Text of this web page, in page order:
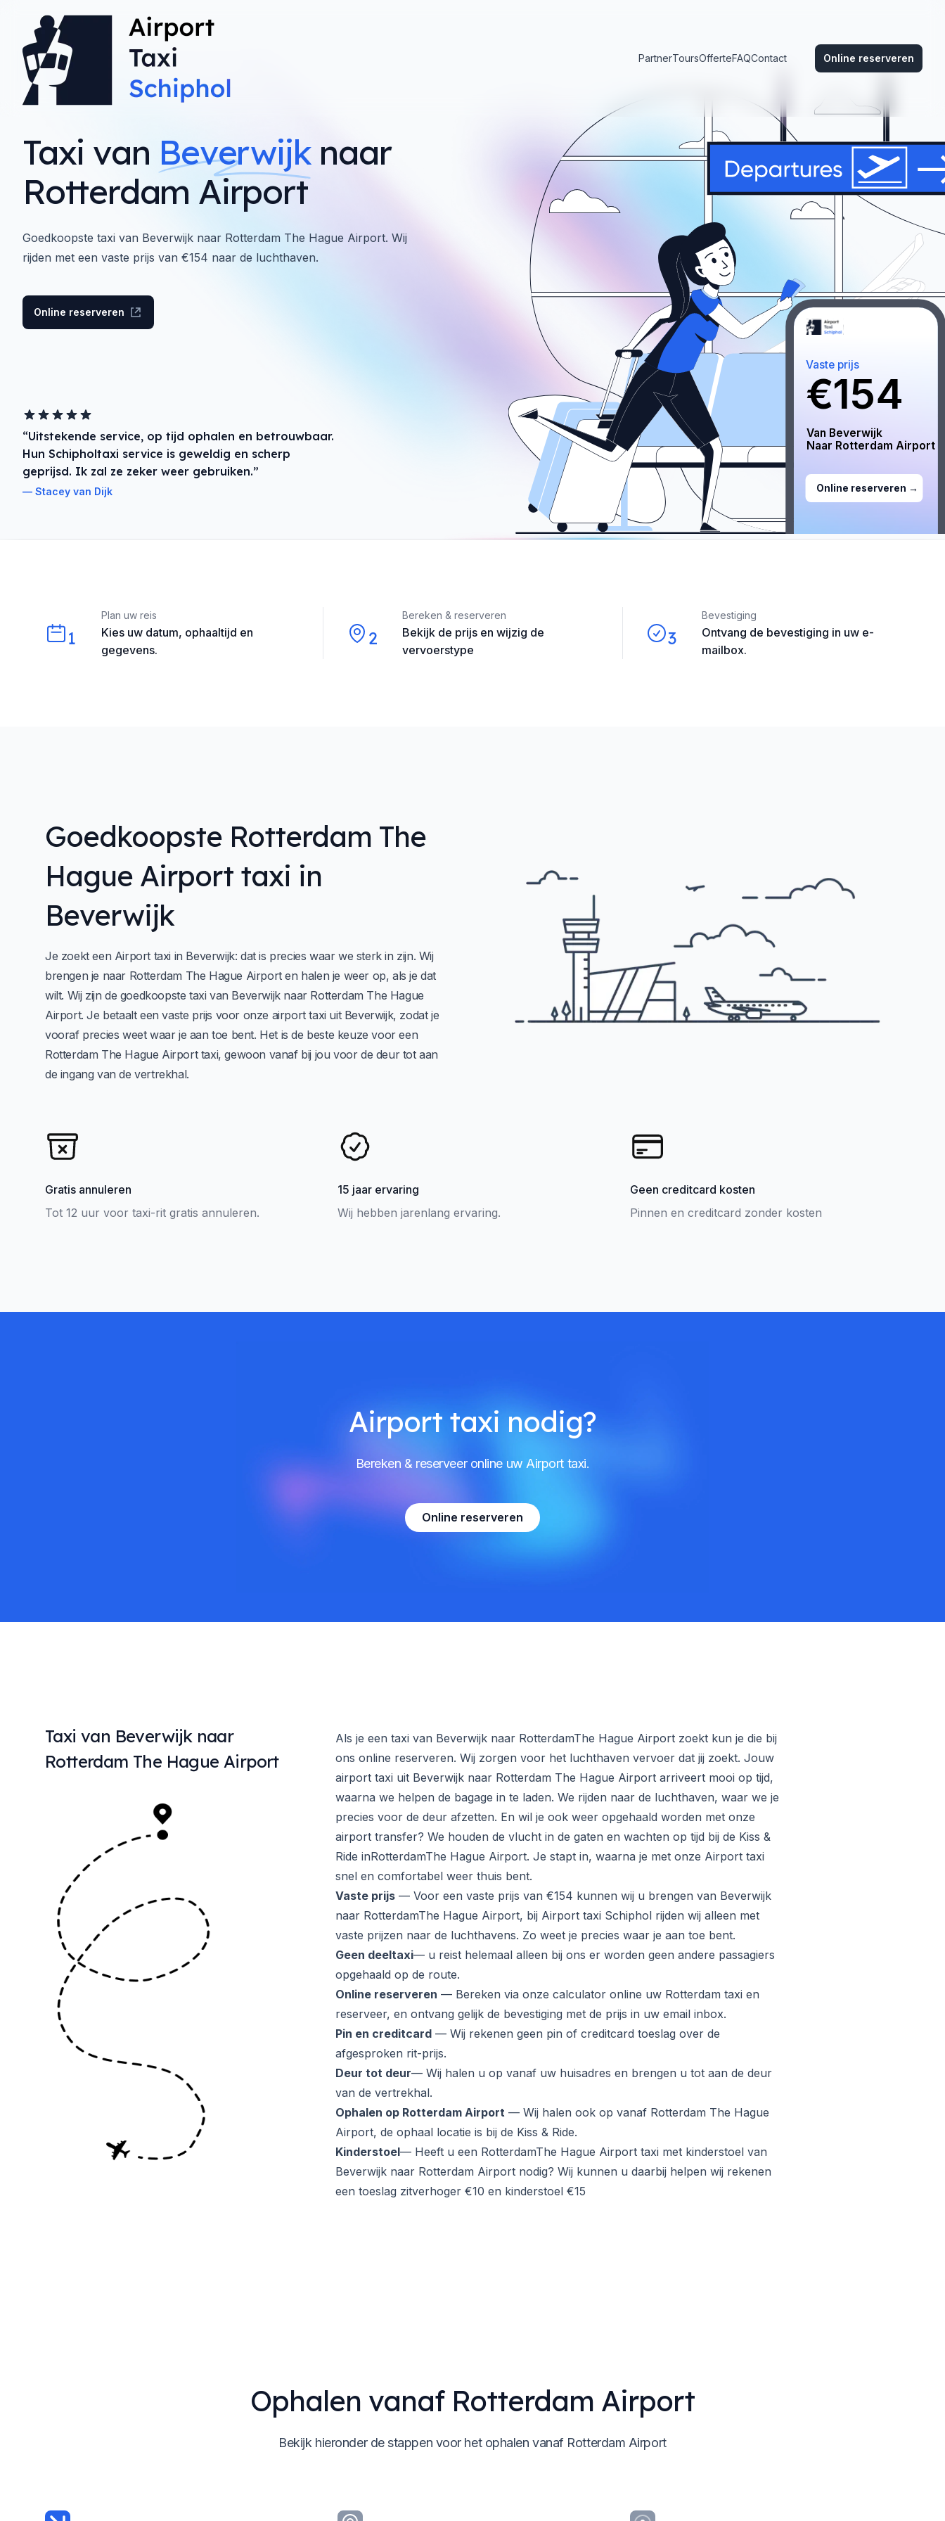
PartnerToursOfferteFAQContact Online reserveren
Taxi van Beverwijknaar
Rotterdam Airport
Goedkoopste taxi van Beverwijk naar Rotterdam The Hague Airport. Wij
rijden met een vaste prijs van €154 naar de luchthaven.
Online reserveren
“Uitstekende service, op tijd ophalen en betrouwbaar.
Hun Schipholtaxi service is geweldig en scherp
geprijsd. Ik zal ze zeker weer gebruiken.”
Stacey van Dijk Online reserveren →
154
€
Vaste prijs
Van Beverwijk
Naar Rotterdam Airport
1
Kies uw datum, ophaaltijd en
gegevens.
Plan uw reis
2
Bekijk de prijs en wijzig de
vervoerstype
Bereken & reserveren
3
Ontvang de bevestiging in uw e-
mailbox.
Bevestiging
Goedkoopste Rotterdam The
Hague Airport taxi in
Beverwijk
Je zoekt een Airport taxi in Beverwijk: dat is precies waar we sterk in zijn. Wij
brengen je naar Rotterdam The Hague Airport en halen je weer op, als je dat
wilt. Wij zijn de goedkoopste taxi van Beverwijk naar Rotterdam The Hague
Airport. Je betaalt een vaste prijs voor onze airport taxi uit Beverwijk, zodat je
vooraf precies weet waar je aan toe bent. Het is de beste keuze voor een
Rotterdam The Hague Airport taxi, gewoon vanaf bij jou voor de deur tot aan
de ingang van de vertrekhal.
Gratis annuleren
Tot 12 uur voor taxi-rit gratis annuleren.
15 jaar ervaring
Wij hebben jarenlang ervaring.
Geen creditcard kosten
Pinnen en creditcard zonder kosten
Airport taxi nodig?
Bereken & reserveer online uw Airport taxi.
Online reserveren
Taxi van Beverwijk naar
Rotterdam The Hague Airport
Als je een taxi van Beverwijk naar RotterdamThe Hague Airport zoekt kun je die bij
ons online reserveren. Wij zorgen voor het luchthaven vervoer dat jij zoekt. Jouw
airport taxi uit Beverwijk naar Rotterdam The Hague Airport arriveert mooi op tijd,
waarna we helpen de bagage in te laden. We rijden naar de luchthaven, waar we je
precies voor de deur afzetten. En wil je ook weer opgehaald worden met onze
airport transfer? We houden de vlucht in de gaten en wachten op tijd bij de Kiss &
Ride inRotterdamThe Hague Airport. Je stapt in, waarna je met onze Airport taxi
snel en comfortabel weer thuis bent.
Vaste prijs — Voor een vaste prijs van €154 kunnen wij u brengen van Beverwijk
naar RotterdamThe Hague Airport, bij Airport taxi Schiphol rijden wij alleen met
vaste prijzen naar de luchthavens. Zo weet je precies waar je aan toe bent.
Geen deeltaxi— u reist helemaal alleen bij ons er worden geen andere passagiers
opgehaald op de route.
Online reserveren — Bereken via onze calculator online uw Rotterdam taxi en
reserveer, en ontvang gelijk de bevestiging met de prijs in uw email inbox.
Pin en creditcard — Wij rekenen geen pin of creditcard toeslag over de
afgesproken rit-prijs.
Deur tot deur— Wij halen u op vanaf uw huisadres en brengen u tot aan de deur
van de vertrekhal.
Ophalen op Rotterdam Airport — Wij halen ook op vanaf Rotterdam The Hague
Airport, de ophaal locatie is bij de Kiss & Ride.
Kinderstoel— Heeft u een RotterdamThe Hague Airport taxi met kinderstoel van
Beverwijk naar Rotterdam Airport nodig? Wij kunnen u daarbij helpen wij rekenen
een toeslag zitverhoger €10 en kinderstoel €15
Ophalen vanaf Rotterdam Airport
Bekijk hieronder de stappen voor het ophalen vanaf Rotterdam Airport